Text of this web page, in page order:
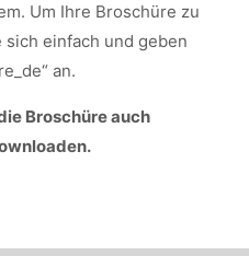
Um Ihre Broschüre zu
einfach und geben
an.
Broschüre auch